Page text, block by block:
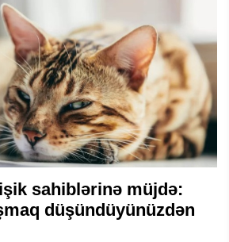
sahiblərinə müjdə:
düşündüyünüzdən